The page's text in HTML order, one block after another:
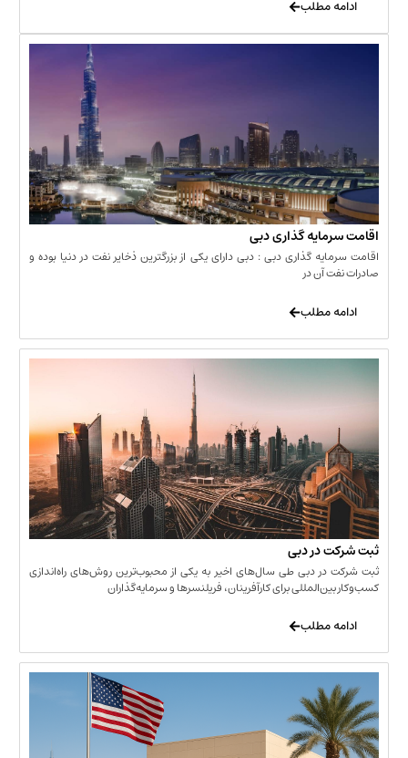
گذاری دبی
گذاری دبی : دبی دارای یکی از بزرگترین ذخایر نفت در دنیا بوده و
در دبی
دبی طی سال‌های اخیر به یکی از محبوب‌ترین روش‌های راه‌اندازی
برای کارآفرینان، فریلنسرها و سرمایه‌گذاران